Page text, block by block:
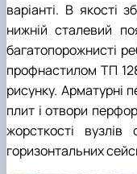
варіанті. В якості
нижній сталевий
багатопорожнисті
профнастилом ТП
рисунку. Арматурні
плит і отвори
жорсткості
горизонтальних